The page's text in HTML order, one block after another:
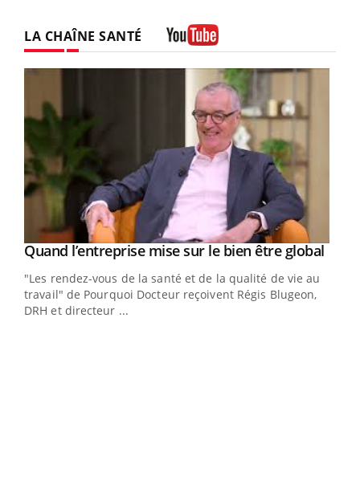
LA CHAÎNE SANTÉ
Youtube
Quand l’entreprise mise sur le bien être global
"Les rendez-vous de la santé et de la qualité de vie au
travail" de Pourquoi Docteur reçoivent Régis Blugeon,
DRH et directeur ...